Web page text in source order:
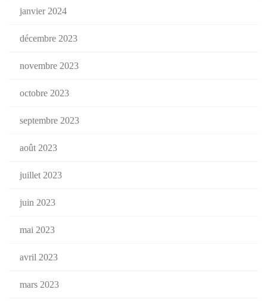
janvier 2024
décembre 2023
novembre 2023
octobre 2023
septembre 2023
août 2023
juillet 2023
juin 2023
mai 2023
avril 2023
mars 2023